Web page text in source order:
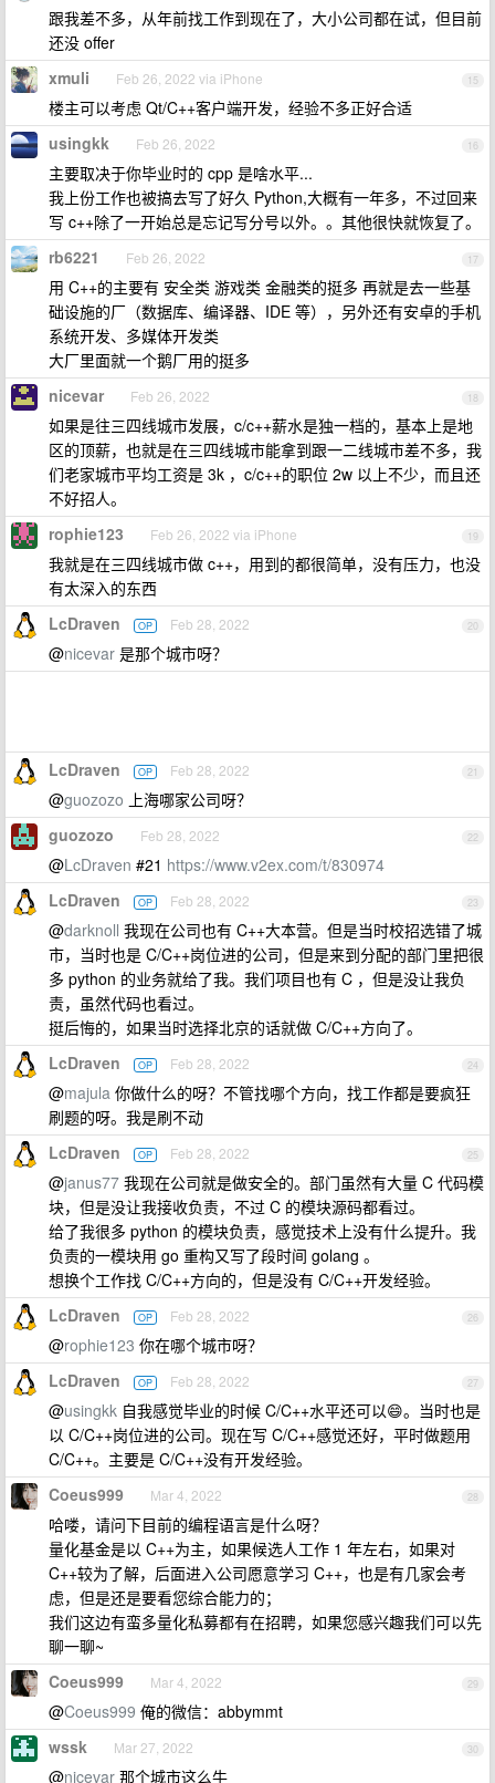
跟我差不多，从年前找工作到现在了，大小公司都在试，但目前
还没 offer
15
xmuli Feb 26, 2022 via iPhone
楼主可以考虑 Qt/C++客户端开发，经验不多正好合适
16
usingkk Feb 26, 2022
主要取决于你毕业时的 cpp 是啥水平...
我上份工作也被搞去写了好久 Python,大概有一年多，不过回来
写 c++除了一开始总是忘记写分号以外。。其他很快就恢复了。
17
rb6221 Feb 26, 2022
用 C++的主要有 安全类 游戏类 金融类的挺多 再就是去一些基
础设施的厂（数据库、编译器、IDE 等），另外还有安卓的手机
系统开发、多媒体开发类
大厂里面就一个鹅厂用的挺多
18
nicevar Feb 26, 2022
如果是往三四线城市发展，c/c++薪水是独一档的，基本上是地
区的顶薪，也就是在三四线城市能拿到跟一二线城市差不多，我
们老家城市平均工资是 3k ，c/c++的职位 2w 以上不少，而且还
不好招人。
19
rophie123 Feb 26, 2022 via iPhone
我就是在三四线城市做 c++，用到的都很简单，没有压力，也没
有太深入的东西
20
LcDraven OP Feb 28, 2022
@nicevar 是那个城市呀？
21
LcDraven OP Feb 28, 2022
@guozozo 上海哪家公司呀？
22
guozozo Feb 28, 2022
@LcDraven #21 https://www.v2ex.com/t/830974
23
LcDraven OP Feb 28, 2022
@darknoll 我现在公司也有 C++大本营。但是当时校招选错了城
市，当时也是 C/C++岗位进的公司，但是来到分配的部门里把很
多 python 的业务就给了我。我们项目也有 C ，但是没让我负
责，虽然代码也看过。
挺后悔的，如果当时选择北京的话就做 C/C++方向了。
24
LcDraven OP Feb 28, 2022
@majula 你做什么的呀？不管找哪个方向，找工作都是要疯狂
刷题的呀。我是刷不动
25
LcDraven OP Feb 28, 2022
@janus77 我现在公司就是做安全的。部门虽然有大量 C 代码模
块，但是没让我接收负责，不过 C 的模块源码都看过。
给了我很多 python 的模块负责，感觉技术上没有什么提升。我
负责的一模块用 go 重构又写了段时间 golang 。
想换个工作找 C/C++方向的，但是没有 C/C++开发经验。
26
LcDraven OP Feb 28, 2022
@rophie123 你在哪个城市呀？
27
LcDraven OP Feb 28, 2022
@usingkk 自我感觉毕业的时候 C/C++水平还可以😄。当时也是
以 C/C++岗位进的公司。现在写 C/C++感觉还好，平时做题用
C/C++。主要是 C/C++没有开发经验。
28
Coeus999 Mar 4, 2022
哈喽，请问下目前的编程语言是什么呀？
量化基金是以 C++为主，如果候选人工作 1 年左右，如果对
C++较为了解，后面进入公司愿意学习 C++，也是有几家会考
虑，但是还是要看您综合能力的；
我们这边有蛮多量化私募都有在招聘，如果您感兴趣我们可以先
聊一聊~
29
Coeus999 Mar 4, 2022
@Coeus999 俺的微信：abbymmt
30
wssk Mar 27, 2022
@nicevar 那个城市这么牛